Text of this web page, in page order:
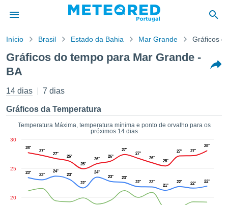
da
por
que as
a este
e
Início Brasil Estado da Bahia Mar Grande Gráficos
Gráficos do tempo para Mar Grande -
BA
14 dias 7 dias
Gráficos da Temperatura
Temperatura Máxima, temperatura mínima e ponto de orvalho para os
próximos 14 dias
20
25
30
28°
27°
27°
26°
25°
26°
26°
27°
27°
26°
25°
27° 27°
28°
23° 23°
24°
23°
22°
24°
23°
23°
22°
22°
21°
22° 22° 22°